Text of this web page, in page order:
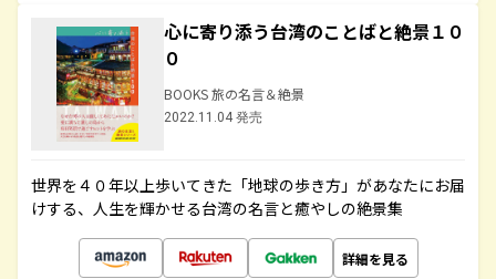
心に寄り添う台湾のことばと絶景１０
０
BOOKS 旅の名言＆絶景
2022.11.04 発売
世界を４０年以上歩いてきた「地球の歩き方」があなたにお届
けする、人生を輝かせる台湾の名言と癒やしの絶景集
詳細を見る